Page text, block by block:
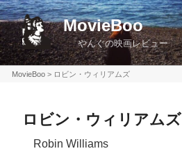
コ
ン
テ
ン
MovieBoo
やんぐの映画レビュー
MovieBoo> ロビン・ウィリアムズ
ロビン・ウィリアムズ
Robin Williams